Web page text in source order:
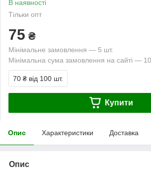
В наявності
Тільки опт
75 ₴
Мінімальне замовлення — 5 шт.
Мінімальна сума замовлення на сайті —
70 ₴ від 100 шт.
Купити
Опис Характеристики Доставка
Опис